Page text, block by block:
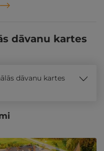
dāvanu kartes
dāvanu kartes